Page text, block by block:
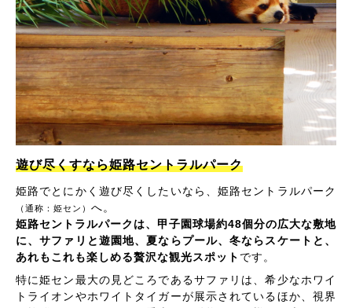
遊び尽くすなら姫路セントラルパーク
姫路でとにかく遊び尽くしたいなら、姫路セントラルパーク
（通称：姫セン） へ。
姫路セントラルパークは、甲子園球場約48個分の広大な敷地
に、サファリと遊園地、夏ならプール、冬ならスケートと、
あれもこれも楽しめる贅沢な観光スポット です。
特に姫セン最大の見どころであるサファリは、希少なホワイ
トライオンやホワイトタイガーが展示されているほか、視界